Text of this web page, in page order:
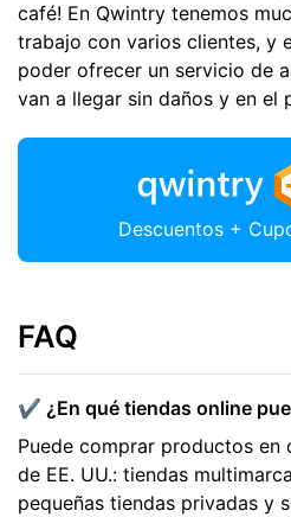
café! En Qwintry tenemos
trabajo con varios clientes, y
poder ofrecer un servicio de
van a llegar sin daños y en el
Descuentos +
FAQ
✔️ ¿En qué tiendas online
Puede comprar productos en
de EE. UU.: tiendas
pequeñas tiendas privadas y